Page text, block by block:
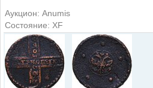
Аукцион: Anumis
Состояние: XF